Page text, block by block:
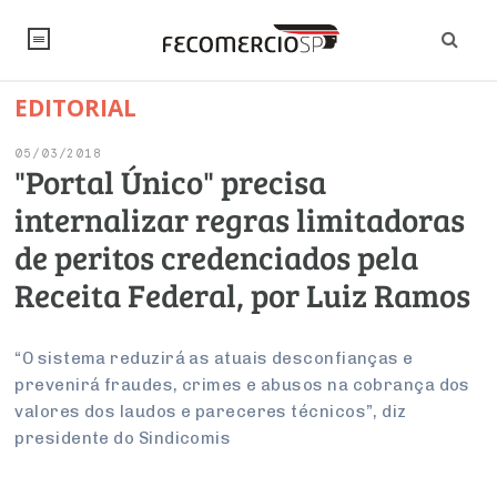
NOTÍCIAS
Artigos
Institucional
Debates Fecomercio-SP
PROJETOS ESPECIAIS:
UM BRASIL
Economia
Pesquisas
Brasil
Internacional
Modernização do Estado
Economia Digital
Legislação
Empresas
Arbitragem e Mediação
Varejo
Sustentabilidade
ESG
Últimas Notícias
PESQUISAS
FALE CONOSCO
Sobre
CONSELHOS
Conselho de Turismo
EMPRESAS
EDITORIAL
05/03/2018
"Portal Único" precisa
internalizar regras limitadoras
de peritos credenciados pela
Receita Federal, por Luiz Ramos
“O sistema reduzirá as atuais desconfianças e
prevenirá fraudes, crimes e abusos na cobrança dos
valores dos laudos e pareceres técnicos”, diz
presidente do Sindicomis